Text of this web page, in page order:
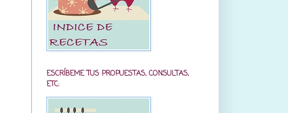
ESCRÍBEME TUS PROPUESTAS, CONSULTAS,
ETC: